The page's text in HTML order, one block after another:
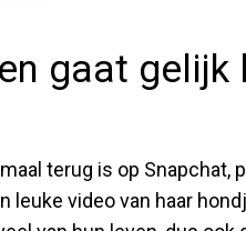
gaat gelijk
terug is op Snapchat,
leuke video van haar